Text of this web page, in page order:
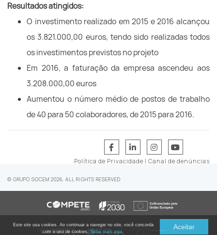
Resultados atingidos:
O investimento realizado em 2015 e 2016 alcançou
os 3.821.000,00 euros, tendo sido realizadas todos
os investimentos previstos no projeto
Em 2016, a faturação da empresa ascendeu aos
3.208.000,00 euros
Aumentou o número médio de postos de trabalho
de 40 para 50 colaboradores, de 2015 para 2016.
© GRUPO SOCEM 2026, ALL RIGHTS RESERVED
Política de Privacidade | Canal de denúncias
Aceitar
Este site usa cookies. Ao continuar a navegar no site, você concorda
com o uso de cookies. Saiba mais aqui.